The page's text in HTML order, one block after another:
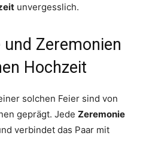
unvergesslich.
Zeremonien
Hochzeit
solchen Feier sind von
geprägt. Jede Zeremonie
verbindet das Paar mit